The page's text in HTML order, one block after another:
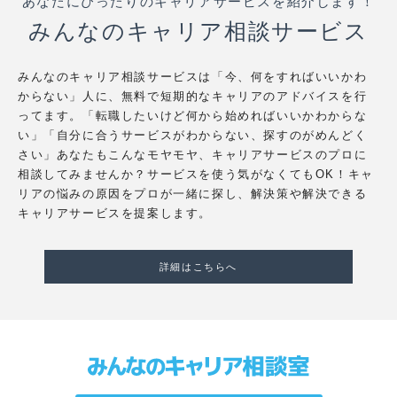
みんなのキャリア相談サービス
みんなのキャリア相談サービスは「今、何をすればいいかわ
からない」人に、無料で短期的なキャリアのアドバイスを行
ってます。「転職したいけど何から始めればいいかわからな
い」「自分に合うサービスがわからない、探すのがめんどく
さい」あなたもこんなモヤモヤ、キャリアサービスのプロに
相談してみませんか？サービスを使う気がなくてもOK！キャ
リアの悩みの原因をプロが一緒に探し、解決策や解決できる
キャリアサービスを提案します。
詳細はこちらへ